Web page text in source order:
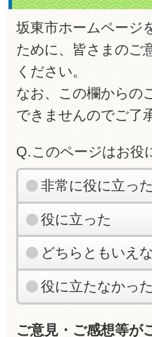
坂東市ホームページ
ために、皆さまのご
ください。
なお、この欄からの
できませんのでご了
Q.このページはお役
非常に役に立った
役に立った
どちらともいえ
役に立たなかった
ご意見・ご感想等が